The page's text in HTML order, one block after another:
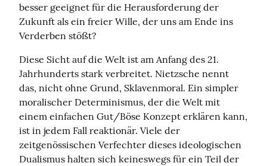
besser geeignet für die Herausforderung der
Zukunft als ein freier Wille, der uns am Ende ins
Verderben stößt?
Diese Sicht auf die Welt ist am Anfang des 21.
Jahrhunderts stark verbreitet. Nietzsche nennt
das, nicht ohne Grund, Sklavenmoral. Ein simpler
moralischer Determinismus, der die Welt mit
einem einfachen Gut/Böse Konzept erklären kann,
ist in jedem Fall reaktionär. Viele der
zeitgenössischen Verfechter dieses ideologischen
Dualismus halten sich keineswegs für ein Teil der